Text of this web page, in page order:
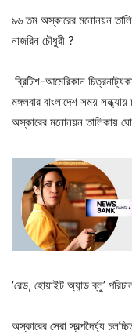
৯৬ তম অস্কারের মনোনয়ন
নাজরিন চৌধুরী ?
ব্রিটিশ-আমেরিকান
মঙ্গলবার বাংলাদেশ সময়
অস্কারের মনোনয়ন তালিকায়
‘রেড, হোয়াইট অ্যান্ড ব্লু’
অস্কারের সেরা স্বল্পদৈর্ঘ্য